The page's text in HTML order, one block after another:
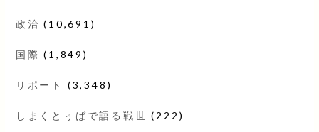
政治 (10,691)
国際 (1,849)
リポート (3,348)
しまくとぅばで語る戦世 (222)